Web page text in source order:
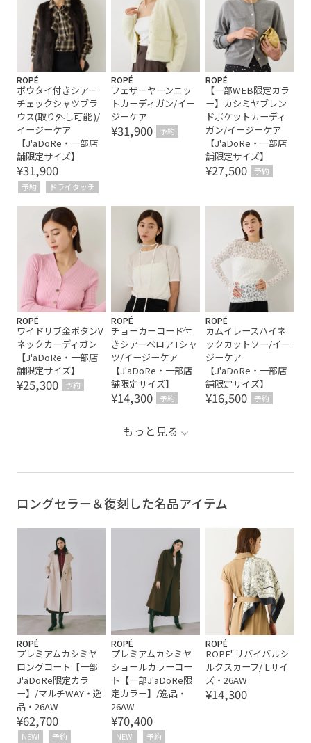
ROPÉ
ボウタイ付きシアー
チェックシャツブラ
ウス(取り外し可能 )/
イージーケア
【J'aDoRe・一部店
舗限定サイズ】
¥31,900
予約 ドライタッチ
ROPÉ
フェザーヤーンニッ
トカーディガン/イー
ジーケア
¥31,900 予約
ROPÉ
【一部WEB限定カラ
ー】カシミヤブレン
ドポケットカーディ
ガン/イージーケア
【J'aDoRe・一部店
舗限定サイズ】
¥27,500 予約
ROPÉ
ワイドリブ金ボタンV
ネックカーディガン
【J'aDoRe・一部店
舗限定サイズ】
¥25,300 予約
ROPÉ
チョーカーコード付
きシアーベロアTシャ
ツ/イージーケア
【J'aDoRe・一部店
舗限定サイズ】
¥14,300 予約
ROPÉ
カムイレースハイネ
ックカットソー/イー
ジーケア
【J'aDoRe・一部店
舗限定サイズ】
¥16,500 予約
もっと見る
ロングセラー＆復刻した名品アイテム
ROPÉ
プレミアムカシミヤ
ロングコート【一部
J'aDoRe限定カラ
ー】/マルチWAY・逸
品・26AW
¥62,700
NEW! 予約
ROPÉ
プレミアムカシミヤ
ショールカラーコー
ト【一部J'aDoRe限
定カラー】/逸品・
26AW
¥70,400
NEW! 予約
ROPÉ
ROPE' リバイバルシ
ルクスカーフ/ Lサイ
ズ・26AW
¥14,300